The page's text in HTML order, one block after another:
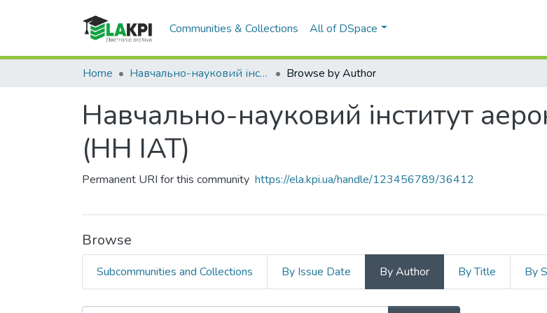
Communities & Collections All of DSpace
Home Навчально-науковий інститут аерокосмічних технологій (НН ІАТ) Browse by Author
Навчально-науковий інститут
(НН ІАТ)
Permanent URI for this community https://ela.kpi.ua/handle/123456789/36412
Browse
Subcommunities and Collections By Issue Date By Author By Title By